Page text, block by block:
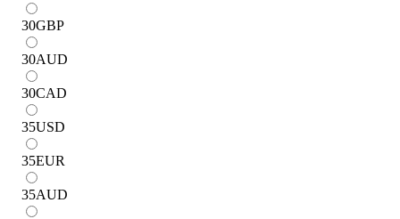
30GBP
30AUD
30CAD
35USD
35EUR
35AUD